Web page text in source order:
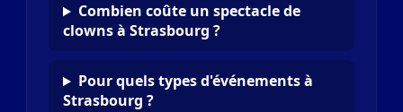
Combien coûte un spectacle de
clowns à Strasbourg ?
Pour quels types d'événements à
Strasbourg ?